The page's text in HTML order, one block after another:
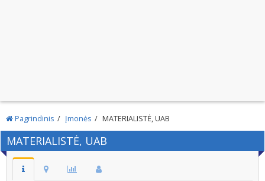
Pagrindinis Įmonės MATERIALISTĖ, UAB
MATERIALISTĖ, UAB